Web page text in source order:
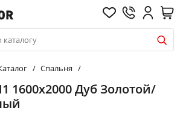
Спальня
1600х2000 Дуб Золотой/